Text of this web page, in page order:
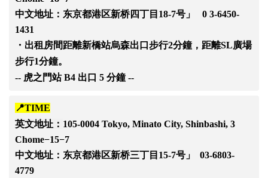
中文地址： 东京都港区新桥四丁目18-7号」 0 3-6450-
1431
・出租房間距離新橋站烏森出口步行2分鐘，距離SL廣場
步行1分鐘。
-- 虎之門站 B4 出口 5 分鐘 --
📍TIME
英文地址： 105-0004 Tokyo, Minato City, Shinbashi, 3
Chome−15−7
中文地址： 东京都港区新桥三丁目15-7号」 03-6803-
4779